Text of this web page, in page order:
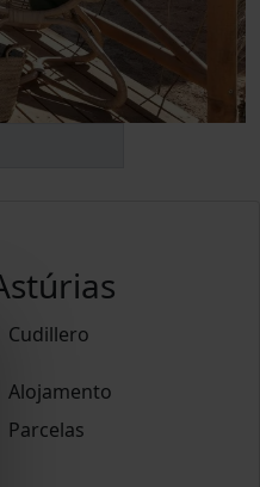
Cudillero
Alojamento
Parcelas